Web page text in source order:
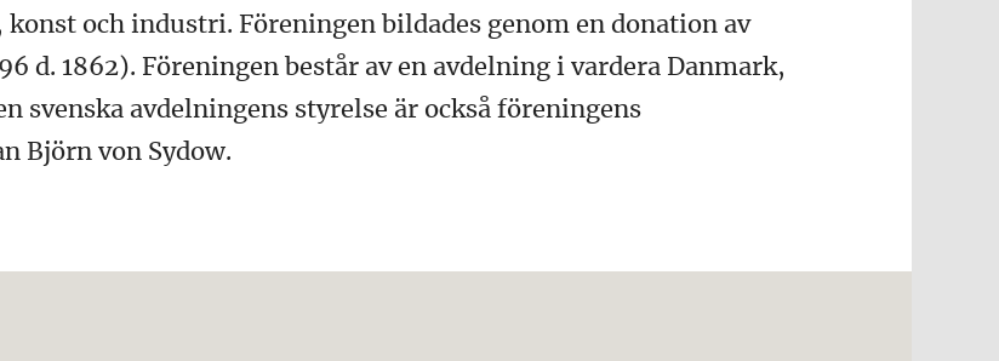
konst och industri. Föreningen bildades genom en donation av
d. 1862). Föreningen består av en avdelning i vardera Danmark,
svenska avdelningens styrelse är också föreningens
Björn von Sydow.